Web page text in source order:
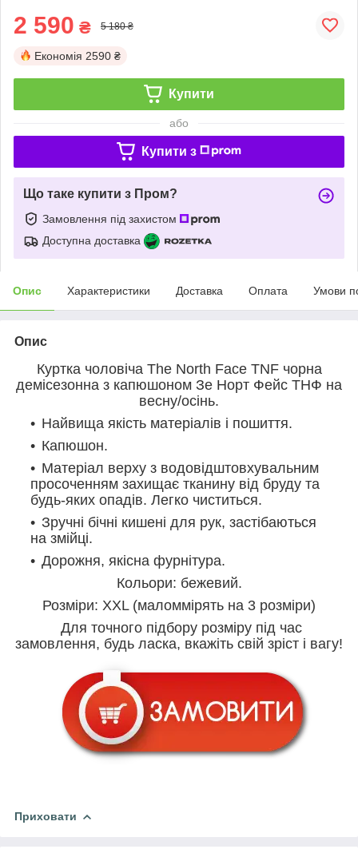
2 590 ₴ 5 180 ₴
Економія 2590 ₴
Купити
або
Купити з
Що таке купити з Пром?
Замовлення під захистом
Доступна доставка
Опис Характеристики Доставка Оплата Умови
Опис
Куртка чоловіча The North Face TNF чорна
демісезонна з капюшоном Зе Норт Фейс ТНФ на
весну/осінь.
Найвища якість матеріалів і пошиття.
Капюшон.
Матеріал верху з водовідштовхувальним
просоченням захищає тканину від бруду та
будь-яких опадів. Легко чиститься.
Зручні бічні кишені для рук, застібаються
на змійці.
Дорожня, якісна фурнітура.
Кольори: бежевий.
Розміри: XXL (маломмірять на 3 розміри)
Для точного підбору розміру під час
замовлення, будь ласка, вкажіть свій зріст і вагу!
Приховати